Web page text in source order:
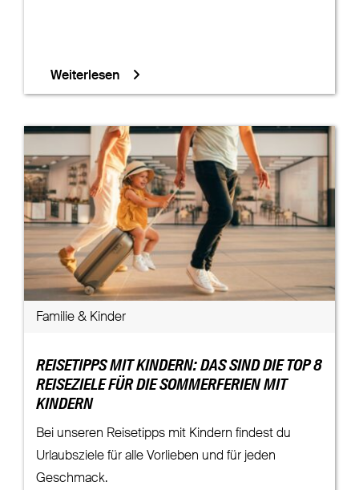
Weiterlesen
Familie & Kinder
REISETIPPS MIT KINDERN: DAS SIND DIE TOP 8
REISEZIELE FÜR DIE SOMMERFERIEN MIT
KINDERN
Bei unseren Reisetipps mit Kindern findest du
Urlaubsziele für alle Vorlieben und für jeden
Geschmack.